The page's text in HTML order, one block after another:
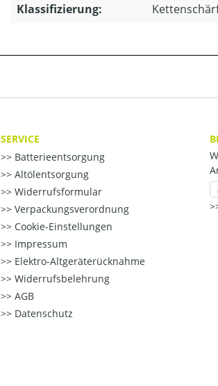
Klassifizierung:
SERVICE
Batterieentsorgung
Altölentsorgung
Widerrufsformular
Verpackungsverordnung
Cookie-Einstellungen
Impressum
Elektro-Altgeräterücknahme
Widerrufsbelehrung
AGB
Datenschutz